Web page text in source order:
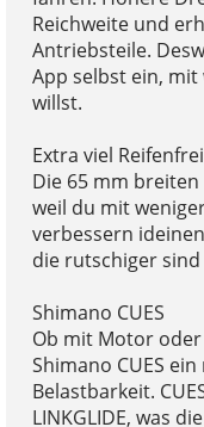
Reichweite und
Antriebsteile.
App selbst ein,
willst.
Extra viel
Die 65 mm
weil du mit
verbessern
die rutschiger
Shimano CUES
Ob mit Motor
Shimano CUES
Belastbarkeit.
LINKGLIDE, was